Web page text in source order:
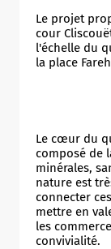
Le projet
cour
l'échelle du
la place
Le cœur du
composé de
minérales,
nature est
connecter
mettre en
les
convivialité.